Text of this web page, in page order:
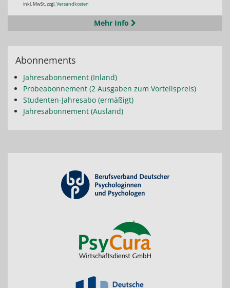
inkl. MwSt. zzgl.Versandkosten
Mehr Info
Abonnements
Jahresabonnement (Inland)
Probeabonnement (2 Ausgaben zum Vorteilspreis)
Studenten-Jahresabo (ermäßigt)
Jahresabonnement (Ausland)